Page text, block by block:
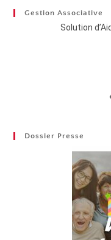
Gestion Associative
Solution
Dossier Presse